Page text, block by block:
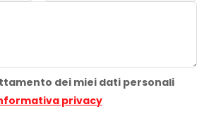
dei miei dati personali
privacy